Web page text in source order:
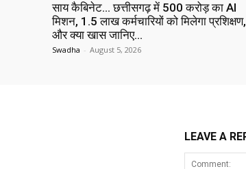
साय कैबिनेट… छत्तीसगढ़ में 500 करोड़ का AI
मिशन, 1.5 लाख कर्मचारियों को मिलेगा प्रशिक्षण,
और क्या खास जानिए…
Swadha - August 5, 2026
LEAVE A